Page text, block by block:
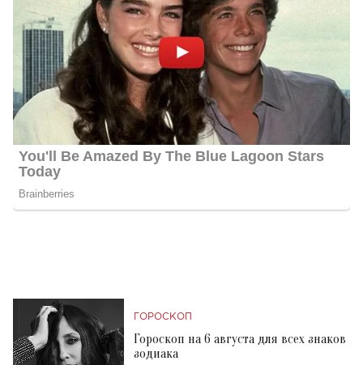
ГОРОСКОП
Гороскоп на 6 августа для всех знаков
зодиака